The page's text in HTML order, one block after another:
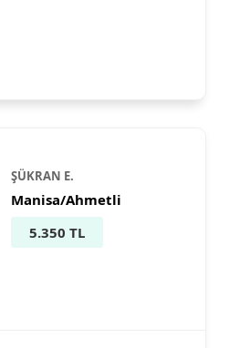
ŞÜKRAN E.
Manisa/Ahmetli
5.350 TL